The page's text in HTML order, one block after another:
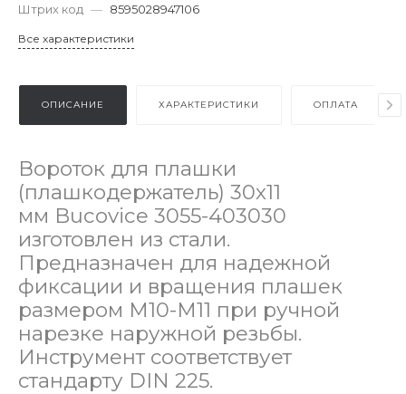
Штрих код — 8595028947106
Все характеристики
ОПИСАНИЕ ХАРАКТЕРИСТИКИ ОПЛАТА
Вороток для плашки
(плашкодержатель) 30х11
мм Bucovice 3055-403030
изготовлен из стали.
Предназначен для надежной
фиксации и вращения плашек
размером М10-М11 при ручной
нарезке наружной резьбы.
Инструмент соответствует
стандарту DIN 225.